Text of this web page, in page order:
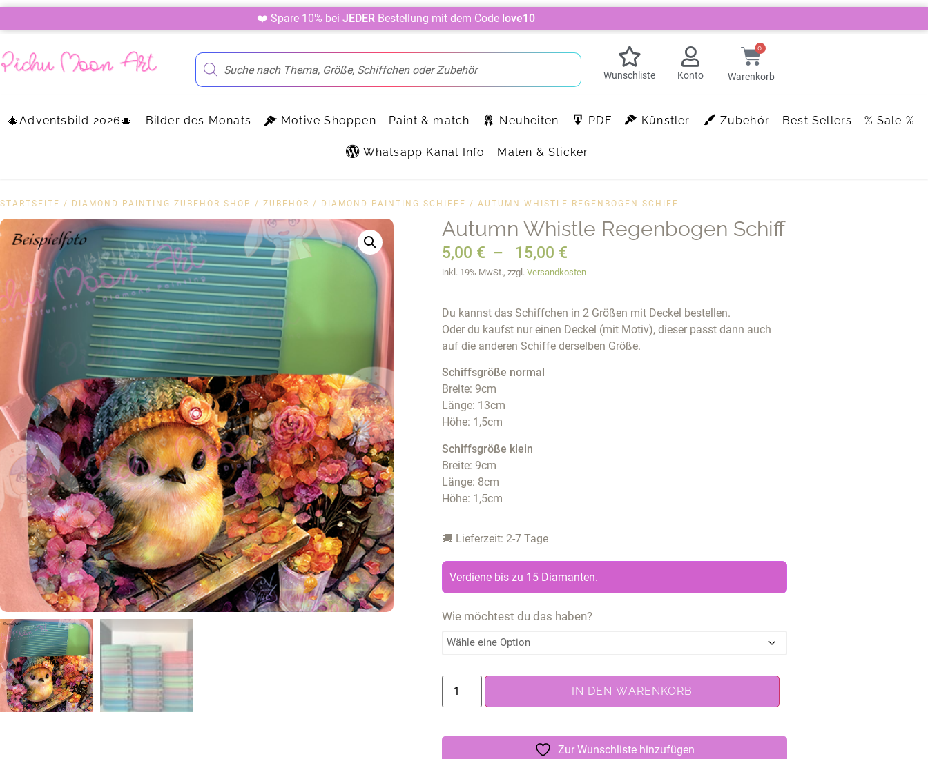
❤️ Spare 10% bei JEDER Bestellung mit dem Code love10
Wunschliste Konto
0
Warenkorb
🎄Adventsbild 2026🎄 Bilder des Monats Motive Shoppen Paint & match Neuheiten PDF Künstler Zubehör Best Sellers % Sale %
Whatsapp Kanal Info Malen & Sticker
STARTSEITE / DIAMOND PAINTING ZUBEHÖR SHOP / ZUBEHÖR / DIAMOND PAINTING SCHIFFE / AUTUMN WHISTLE REGENBOGEN SCHIFF
Autumn Whistle Regenbogen Schiff
5,00 € – 15,00 €
inkl. 19% MwSt., zzgl. Versandkosten
Du kannst das Schiffchen in 2 Größen mit Deckel bestellen.
Oder du kaufst nur einen Deckel (mit Motiv), dieser passt dann auch
auf die anderen Schiffe derselben Größe.
Schiffsgröße normal
Breite: 9cm
Länge: 13cm
Höhe: 1,5cm
Schiffsgröße klein
Breite: 9cm
Länge: 8cm
Höhe: 1,5cm
🚚 Lieferzeit: 2-7 Tage
Verdiene bis zu 15 Diamanten.
Wie möchtest du das haben?
IN DEN WARENKORB
Zur Wunschliste hinzufügen